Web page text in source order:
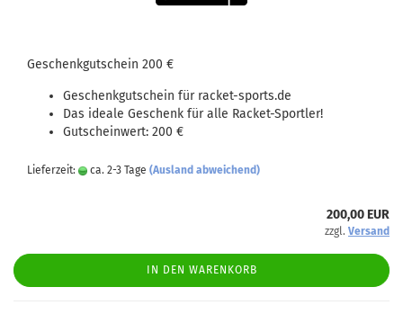
Geschenkgutschein 200 €
Geschenkgutschein für racket-sports.de
Das ideale Geschenk für alle Racket-Sportler!
Gutscheinwert: 200 €
Lieferzeit: ca. 2-3 Tage (Ausland abweichend)
200,00 EUR
zzgl. Versand
IN DEN WARENKORB